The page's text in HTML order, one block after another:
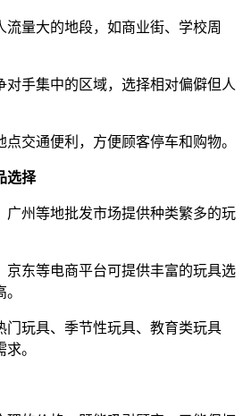
量大的地段，如商业街、学校周
手集中的区域，选择相对偏僻但人
交通便利，方便顾客停车和购物。
选择
州等地批发市场提供种类繁多的玩
东等电商平台可提供丰富的玩具选
玩具、季节性玩具、教育类玩具
。